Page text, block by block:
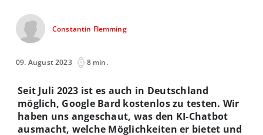
Constantin Flemming
09. August 2023 8 min.
Seit Juli 2023 ist es auch in Deutschland
möglich, Google Bard kostenlos zu testen. Wir
haben uns angeschaut, was den KI-Chatbot
ausmacht, welche Möglichkeiten er bietet und